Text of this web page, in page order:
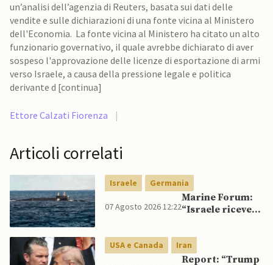
un’analisi dell’agenzia di Reuters, basata sui dati delle
vendite e sulle dichiarazioni di una fonte vicina al Ministero
dell'Economia. La fonte vicina al Ministero ha citato un alto
funzionario governativo, il quale avrebbe dichiarato di aver
sospeso l'approvazione delle licenze di esportazione di armi
verso Israele, a causa della pressione legale e politica
derivante d [continua]
Ettore Calzati Fiorenza |
Articoli correlati
Israele Germania
07 Agosto 2026 12:22
Marine Forum:
“Israele riceve
sottomarino INS
Drakon dopo 14
anni”
USA e Canada Iran
Report: “Trump